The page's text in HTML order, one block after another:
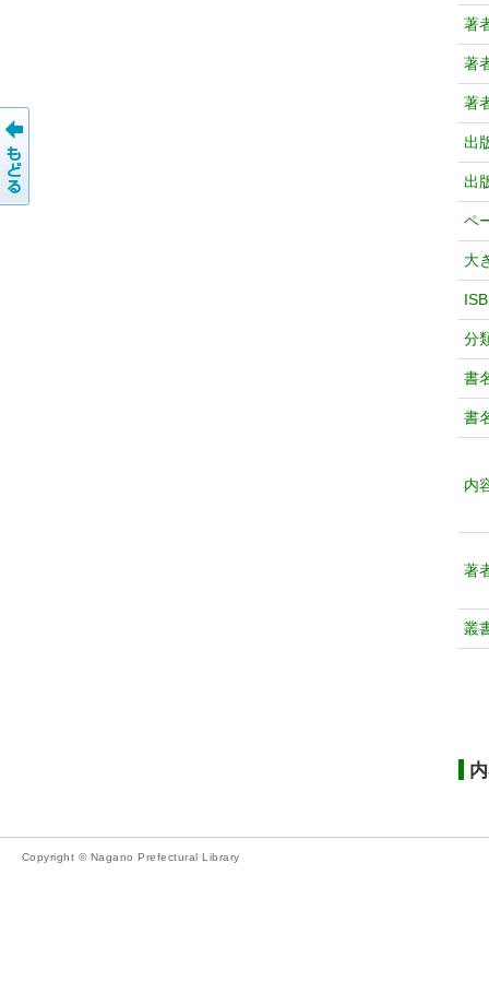
著
著
著
出
出
ペ
大
分
書
書
内
著
叢
Copyright © Nagano Prefectural Library